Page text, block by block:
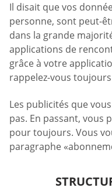
Il disait que vos
personne, sont peut-
dans la grande
applications de
grâce à votre
rappelez-vous
Les publicités que
pas. En passant, vous
pour toujours. Vous
paragraphe